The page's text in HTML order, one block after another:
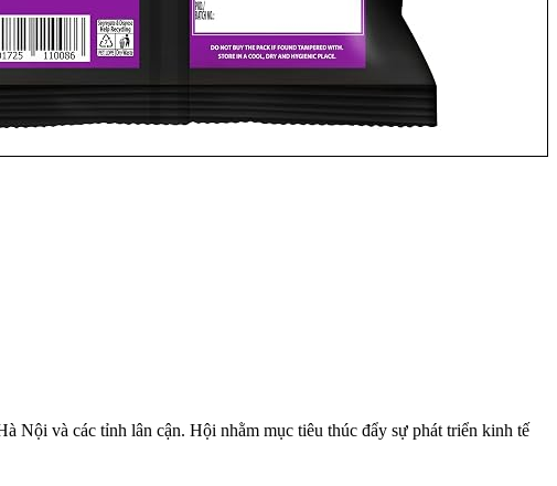
Nội và các tỉnh lân cận. Hội nhằm mục tiêu thúc đẩy sự phát triển kinh tế